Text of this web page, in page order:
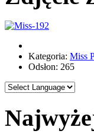
Kategoria: Miss
Odsłon: 265